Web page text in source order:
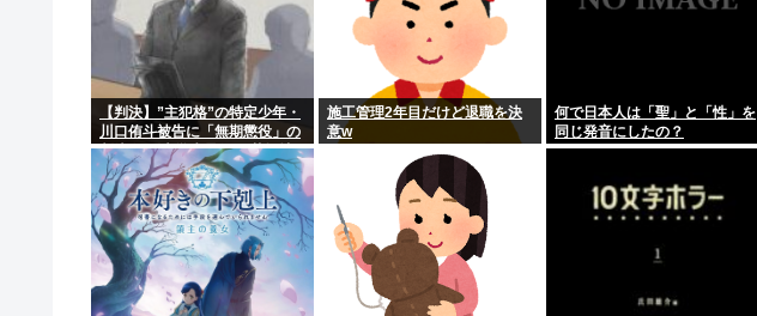
【判決】”主犯格”の特定少年・
川口侑斗被告に「無期懲役」の
判決 江別大学生暴行死 札幌地
裁
施工管理2年目だけど退職を決
意w
何で日本人は「聖」と「性」を
同じ発音にしたの？